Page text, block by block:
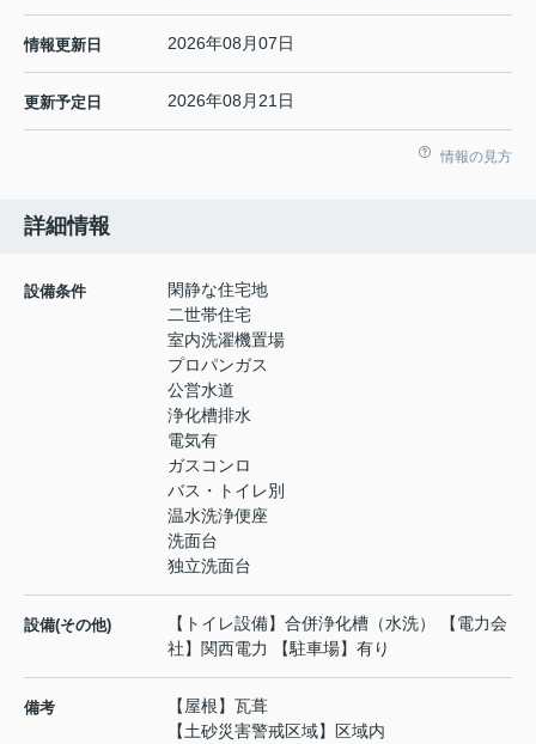
情報更新日 2026年08月07日
更新予定日 2026年08月21日
情報の見方
詳細情報
設備条件
閑静な住宅地
二世帯住宅
室内洗濯機置場
プロパンガス
公営水道
浄化槽排水
電気有
ガスコンロ
バス・トイレ別
温水洗浄便座
洗面台
独立洗面台
設備(その他)
【トイレ設備】合併浄化槽（水洗） 【電力会
社】関西電力 【駐車場】有り
備考
【屋根】瓦葺
【土砂災害警戒区域】区域内